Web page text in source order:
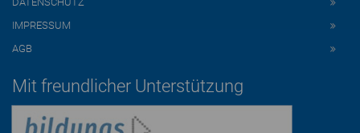
IMPRESSUM
AGB
Mit freundlicher Unterstützung